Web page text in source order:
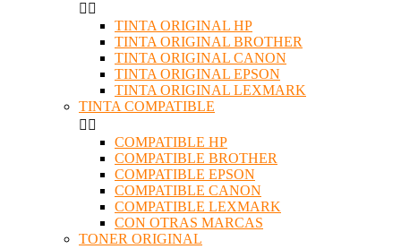
 
TINTA ORIGINAL HP
TINTA ORIGINAL BROTHER
TINTA ORIGINAL CANON
TINTA ORIGINAL EPSON
TINTA ORIGINAL LEXMARK
TINTA COMPATIBLE
 
COMPATIBLE HP
COMPATIBLE BROTHER
COMPATIBLE EPSON
COMPATIBLE CANON
COMPATIBLE LEXMARK
CON OTRAS MARCAS
TONER ORIGINAL